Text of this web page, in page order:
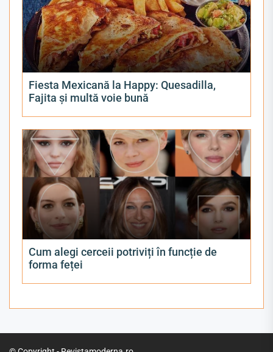
Fiesta Mexicană la Happy: Quesadilla,
Fajita și multă voie bună
Cum alegi cerceii potriviți în funcție de
forma feței